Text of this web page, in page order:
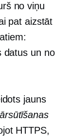
no viņu
pat aizstāt
datus un no
jauns
HTTPS,